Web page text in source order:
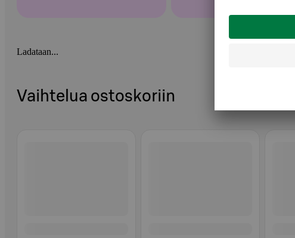
Ladataan...
Vaihtelua ostoskoriin